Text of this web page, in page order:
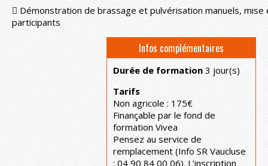
 Démonstration de brassage et pulvérisation manuels, mise
participants
Infos complémentaires
Durée de formation 3 jour(s)
Tarifs
Non agricole : 175€
Finançable par le fond de
formation Vivea
Pensez au service de
remplacement (Info SR Vaucluse
: 04 90 84 00 06). L’inscription